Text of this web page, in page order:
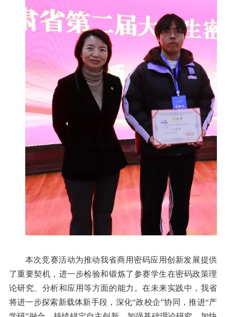
本次竞赛活动为推动我省商用密码应用创新发展提供
了重要契机，进一步检验和锻炼了参赛学生在密码政策理
论研究、分析和应用等方面的能力。在未来实践中，我省
将进一步探索新载体新手段，深化“政校企”协同，推进“产